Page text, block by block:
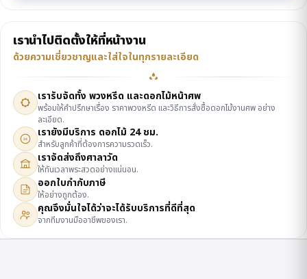
เรานำไปติดตั้งให้ที่หน้างาน
ด้วยความเชี่ยวชาญและใส่ใจในทุกรายละเอียด
เรารับจัดทั้ง พวงหรีด และดอกไม้หน้าศพ
พร้อมให้คำปรึกษาเรื่อง ราคาพวงหรีด และวิธีการสั่งซื้อดอกไม้งานศพ อย่าง
ละเอียด.
24 เรายังมีบริการ ดอกไม้ 24 ชม.
สำหรับลูกค้าที่ต้องการความรวดเร็ว.
เราจัดส่งถึงศาลาวัด
ให้ทันเวลาพระสวดอย่างแน่นอน.
ออกใบกำกับภาษี
ให้อย่างถูกต้อง.
คุณจึงมั่นใจได้ว่าจะได้รับบริการที่ดีที่สุด
จากทีมงานมืออาชีพของเรา.